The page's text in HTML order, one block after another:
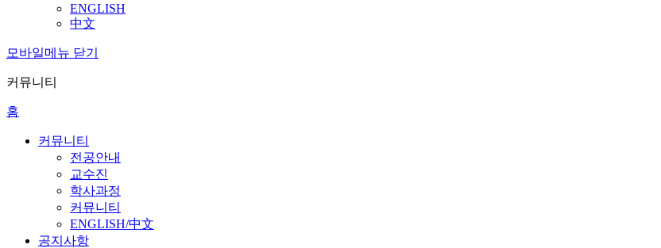
ENGLISH
中文
모바일메뉴 닫기
커뮤니티
홈
커뮤니티
전공안내
교수진
학사과정
커뮤니티
ENGLISH/中文
공지사항